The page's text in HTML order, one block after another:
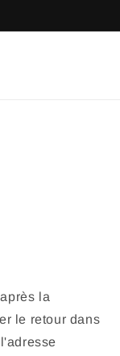
la
le retour dans